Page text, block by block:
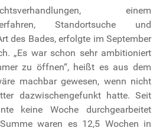
einem
Standortsuche und
des Bades, erfolgte im September
„Es war schon sehr ambitioniert
zu öffnen“, heißt es aus dem
machbar gewesen, wenn nicht
dazwischengefunkt hatte. Seit
keine Woche durchgearbeitet
waren es 12,5 Wochen in